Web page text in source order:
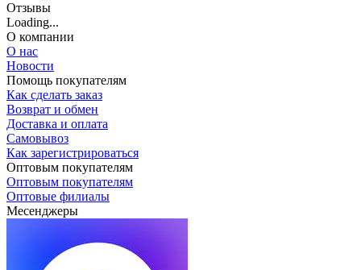
Отзывы
Loading...
О компании
О нас
Новости
Помощь покупателям
Как сделать заказ
Возврат и обмен
Доставка и оплата
Самовывоз
Как зарегистрироваться
Оптовым покупателям
Оптовым покупателям
Оптовые филиалы
Месенджеры